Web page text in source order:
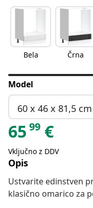
Bela Črna
Model
60 x 46 x 81,5 cm
65 99 €
Vključno z DDV
Opis
Ustvarite edinstven
klasično omarico za